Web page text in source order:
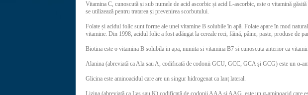
Vitamina C, cunoscută și sub numele de acid ascorbic și acid L-ascorbic, este o vitamină
se utilizează pentru tratarea și prevenirea scorbutului.
Folate și acidul folic sunt forme ale unei vitamine B solubile în apă. Folate apare în mod
vitamine. Din 1998, acidul folic a fost adăugat la cereale reci, făină, pâine, paste, produse de
Biotina este o vitamina B solubila in apa, numita si vitamina B7 si cunoscuta anterior ca
Alanina (abreviată ca Ala sau A, codificată de codonii GCU, GCC, GCA și GCG) este un α-
Glicina este aminoacidul care are un singur hidrogenat ca lanț lateral.
Lizina (abreviată ca Lys sau K) codificată de codonii AAA și AAG, este un α-aminoacid care